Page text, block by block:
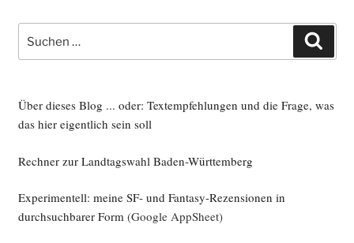
nach:
Über dieses Blog ... oder: Textempfehlungen und die Frage, was
das hier eigentlich sein soll
Rechner zur Landtagswahl Baden-Württemberg
Experimentell: meine SF- und Fantasy-Rezensionen in
durchsuchbarer Form(Google AppSheet)